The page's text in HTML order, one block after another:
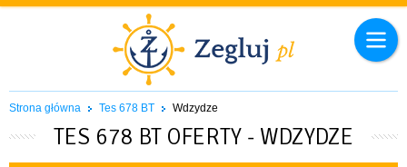
Strona główna Tes 678 BT Wdzydze
TES 678 BT OFERTY - WDZYDZE